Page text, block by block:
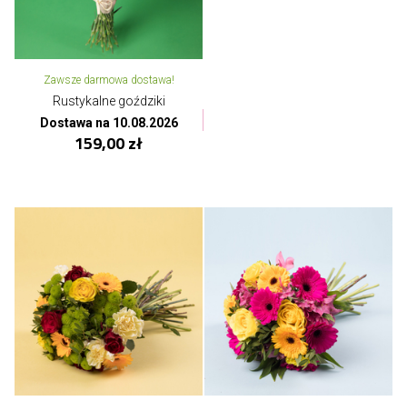
Zawsze darmowa dostawa!
Rustykalne goździki
Dostawa na 10.08.2026
159,00 zł